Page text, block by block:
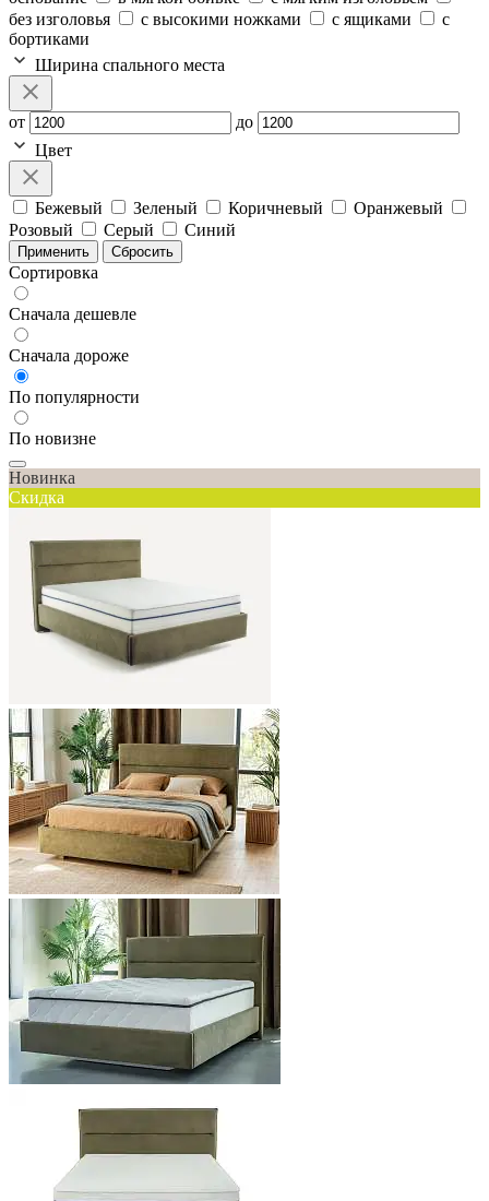
без изголовья
с высокими ножками с ящиками
с
бортиками
Ширина спального места
от
до
Цвет
Бежевый Зеленый Коричневый
Оранжевый
Розовый
Серый Синий
Применить Сбросить
Сортировка
Сначала дешевле
Сначала дороже
По популярности
По новизне
Новинка
Скидка